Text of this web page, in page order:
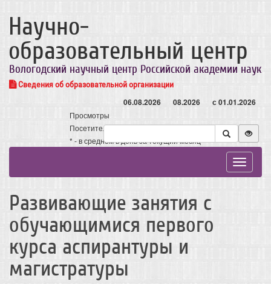
Научно-
образовательный центр
Вологодский научный центр Российской академии наук
Сведения об образовательной организации
06.08.2026 08.2026 с 01.01.2026
Просмотры
Посетители
* - в среднем в день за текущий месяц
Toggle
Развивающие занятия с
обучающимися первого
курса аспирантуры и
магистратуры